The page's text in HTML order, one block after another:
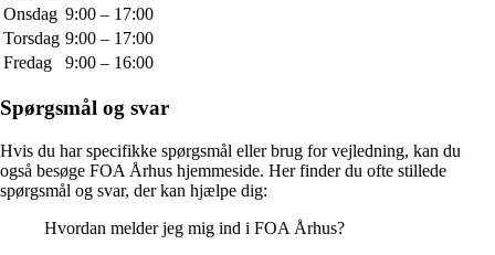
Onsdag 9:00 – 17:00
Torsdag 9:00 – 17:00
Fredag
9:00 – 16:00
Spørgsmål og svar
Hvis du har specifikke spørgsmål eller brug for vejledning, kan du
også besøge FOA Århus hjemmeside. Her finder du ofte stillede
spørgsmål og svar, der kan hjælpe dig:
Hvordan melder jeg mig ind i FOA Århus?